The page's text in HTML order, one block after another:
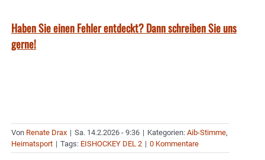
Haben Sie einen Fehler entdeckt? Dann schreiben Sie uns
gerne!
Von Renate Drax | Sa. 14.2.2026 - 9:36 | Kategorien: Aib-Stimme,
Heimatsport | Tags: EISHOCKEY DEL 2 | 0 Kommentare